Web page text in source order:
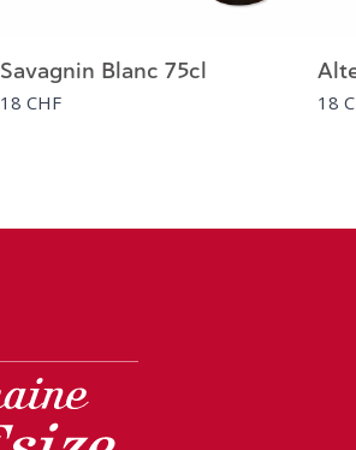
Savagnin Blanc 75cl
18 CHF 18